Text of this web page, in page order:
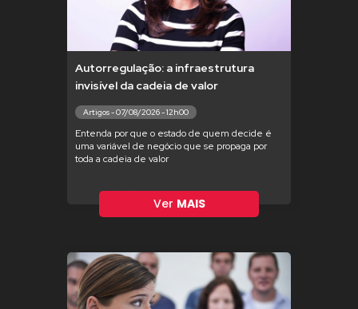
Autorregulação: a infraestrutura
invisível da cadeia de valor
Artigos - 07/08/2026 - 12h00
Entenda por que o estado de quem decide é
uma variável de negócio que se propaga por
toda a cadeia de valor
Ver MAIS